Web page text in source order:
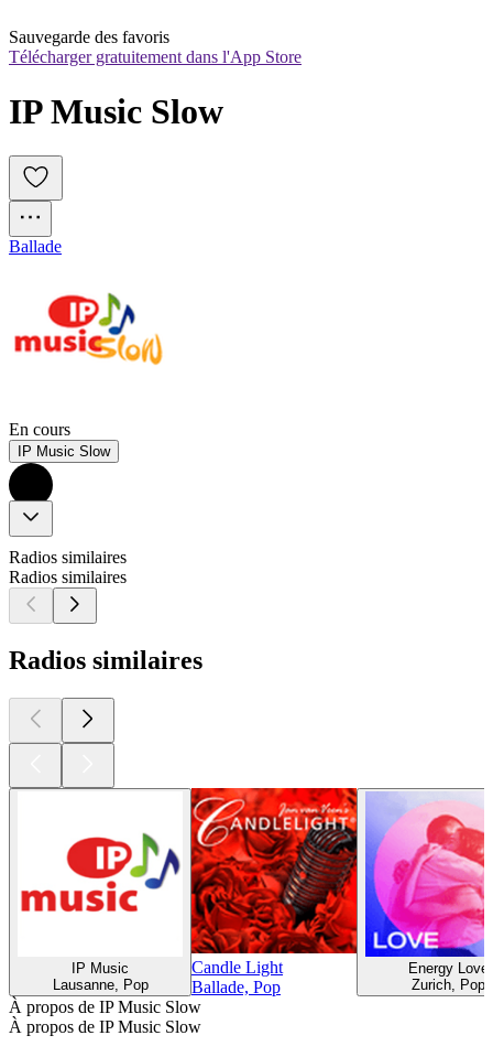
Sauvegarde des favoris
Télécharger gratuitement dans l'App Store
IP Music Slow
Ballade
En cours
IP Music Slow
Radios similaires
Radios similaires
Radios similaires
IP Music
Lausanne, Pop
Candle Light
Ballade, Pop
Energy Love
Zurich, Pop
À propos de IP Music Slow
À propos de IP Music Slow